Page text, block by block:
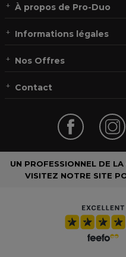
À propos de Pro-Duo
Informations légales
Nos Offres
Contact
UN PROFESSIONNEL DE
VISITEZ NOTRE SITE